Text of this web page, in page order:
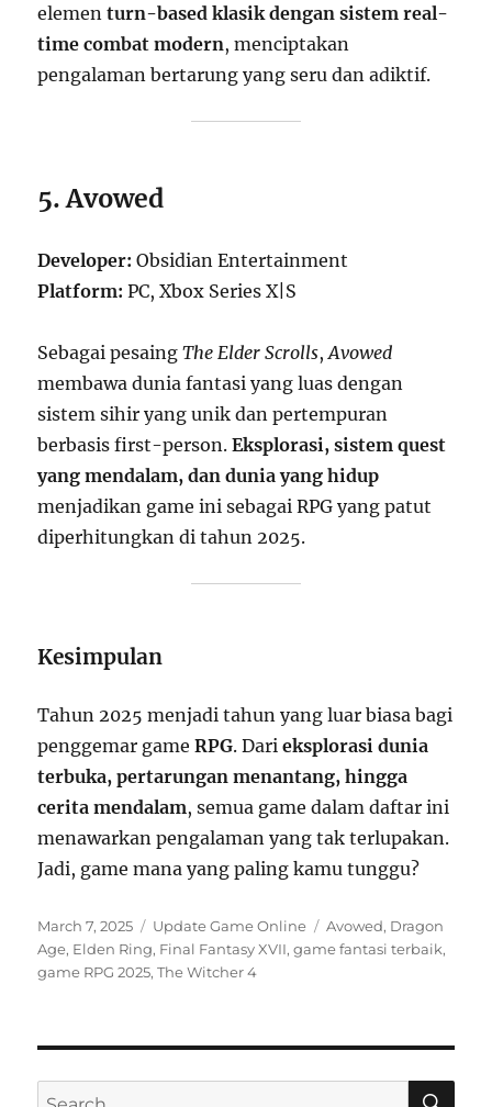
elementurn-based klasik dengan sistem real-
time combat modern, menciptakan
pengalaman bertarung yang seru dan adiktif.
5. Avowed
Developer: Obsidian Entertainment
Platform: PC, Xbox Series X|S
Sebagai pesaingThe Elder Scrolls,Avowed
membawa dunia fantasi yang luas dengan
sistem sihir yang unik dan pertempuran
berbasis first-person.Eksplorasi, sistem quest
yang mendalam, dan dunia yang hidup
menjadikan game ini sebagai RPG yang patut
diperhitungkan di tahun 2025.
Kesimpulan
Tahun 2025 menjadi tahun yang luar biasa bagi
penggemar gameRPG. Darieksplorasi dunia
terbuka, pertarungan menantang, hingga
cerita mendalam, semua game dalam daftar ini
menawarkan pengalaman yang tak terlupakan.
Jadi, game mana yang paling kamu tunggu?
Posted
on
March 7, 2025 Categories
Update Game Online Tags
Avowed, Dragon
Age, Elden Ring, Final Fantasy XVII,game fantasi terbaik,
game RPG 2025,The Witcher 4
Search